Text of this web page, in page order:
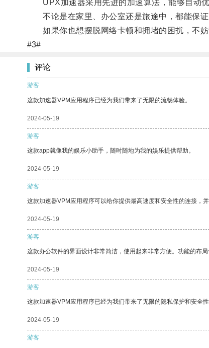
UPX加速器采用先进的加速算法，能够自动优
不论是在家里、办公室还是旅途中，都能保证
如果你也想摆脱网络卡顿和拥堵的困扰，不妨
#3#
评论
游客
这款加速器VPM应用程序已经为我们带来了无限的流畅体验。
2024-05-19
游客
这款app就像我的娱乐小助手，随时随地为我的娱乐提供帮助。
2024-05-19
游客
这款加速器VPM应用程序可以给你提供最高速度和安全性的连接，
2024-05-19
游客
这款办公软件的界面设计非常简洁，使用起来非常方便。功能的布局
2024-05-19
游客
这款加速器VPM应用程序已经为我们带来了无限的隐私保护和安全性
2024-05-19
游客